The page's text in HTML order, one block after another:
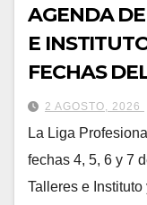
AGENDA
E
FECHAS
2 AGOSTO, 2026
La Liga
fechas 4, 5, 6 y 7
Talleres e